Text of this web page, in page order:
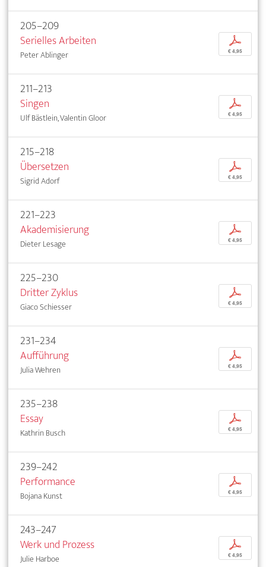
205–209
Serielles Arbeiten
Peter Ablinger
p
€ 4,95
211–213
Singen
Ulf Bästlein, Valentin Gloor
p
€ 4,95
215–218
Übersetzen
Sigrid Adorf
p
€ 4,95
221–223
Akademisierung
Dieter Lesage
p
€ 4,95
225–230
Dritter Zyklus
Giaco Schiesser
p
€ 4,95
231–234
Aufführung
Julia Wehren
p
€ 4,95
235–238
Essay
Kathrin Busch
p
€ 4,95
239–242
Performance
Bojana Kunst
p
€ 4,95
243–247
Werk und Prozess
Julie Harboe
p
€ 4,95